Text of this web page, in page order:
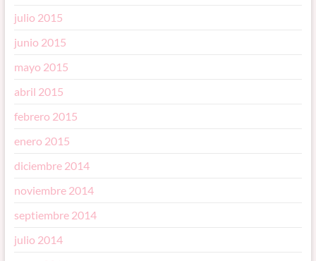
julio 2015
junio 2015
mayo 2015
abril 2015
febrero 2015
enero 2015
diciembre 2014
noviembre 2014
septiembre 2014
julio 2014